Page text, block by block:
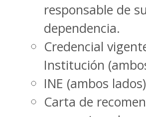
responsable de su
dependencia.
Credencial
Institución
INE (ambos
Carta de